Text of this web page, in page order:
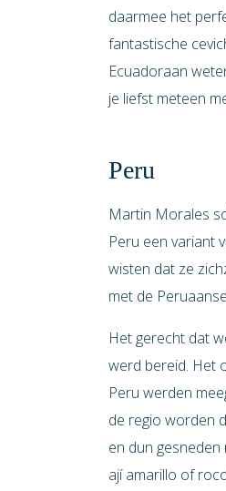
daarmee het
fantastische
Ecuadoraan
je liefst meteen
Peru
Martin Morales
Peru een variant
wisten dat ze
met de
Het gerecht dat
werd bereid. Het
Peru werden
de regio worden
en dun
ají amarillo of